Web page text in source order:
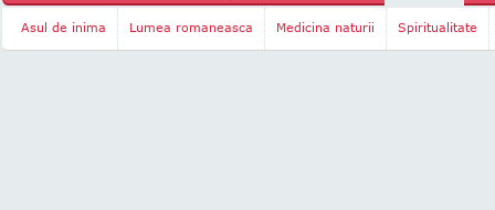
Asul de inima Lumea romaneasca Medicina naturii Spiritualitate